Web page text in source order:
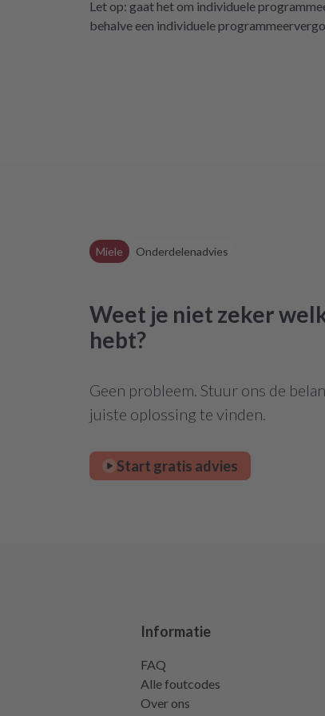
repartly
dass es
Let op: gaat het om individuele
behalve een individuele
Miele Onderdelenadvies
Weet je niet zeker
hebt?
Geen probleem. Stuur ons de
juiste oplossing te vinden.
Start gratis advies
Informatie
FAQ
Alle foutcodes
Over ons